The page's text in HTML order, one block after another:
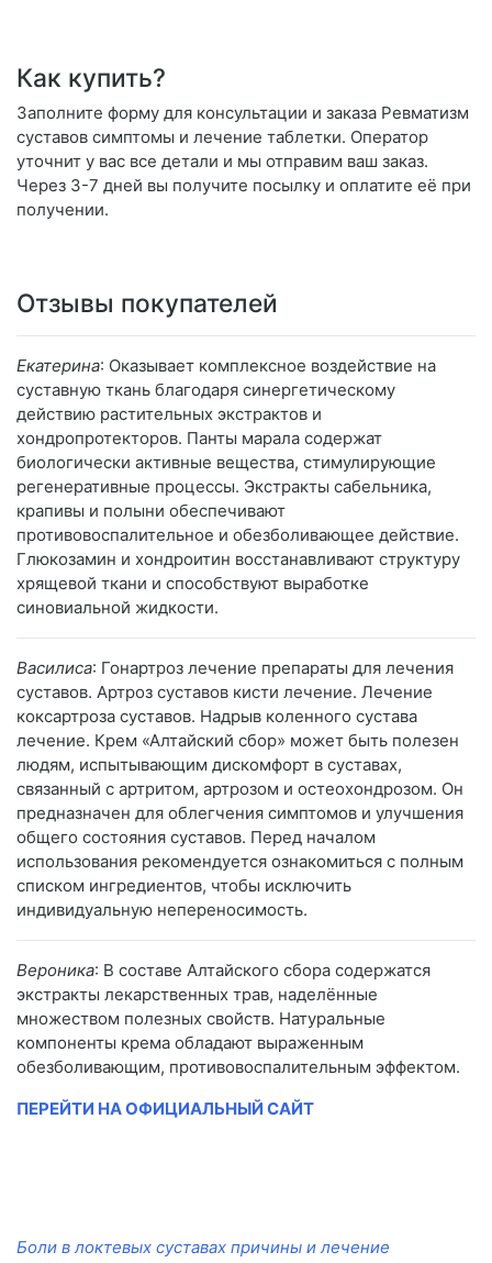
Как купить?
Заполните форму для консультации и заказа Ревматизм
суставов симптомы и лечение таблетки. Оператор
уточнит у вас все детали и мы отправим ваш заказ.
Через 3-7 дней вы получите посылку и оплатите её при
получении.
Отзывы покупателей
Екатерина: Оказывает комплексное воздействие на
суставную ткань благодаря синергетическому
действию растительных экстрактов и
хондропротекторов. Панты марала содержат
биологически активные вещества, стимулирующие
регенеративные процессы. Экстракты сабельника,
крапивы и полыни обеспечивают
противовоспалительное и обезболивающее действие.
Глюкозамин и хондроитин восстанавливают структуру
хрящевой ткани и способствуют выработке
синовиальной жидкости.
Василиса: Гонартроз лечение препараты для лечения
суставов. Артроз суставов кисти лечение. Лечение
коксартроза суставов. Надрыв коленного сустава
лечение. Крем «Алтайский сбор» может быть полезен
людям, испытывающим дискомфорт в суставах,
связанный с артритом, артрозом и остеохондрозом. Он
предназначен для облегчения симптомов и улучшения
общего состояния суставов. Перед началом
использования рекомендуется ознакомиться с полным
списком ингредиентов, чтобы исключить
индивидуальную непереносимость.
Вероника: В составе Алтайского сбора содержатся
экстракты лекарственных трав, наделённые
множеством полезных свойств. Натуральные
компоненты крема обладают выраженным
обезболивающим, противовоспалительным эффектом.
ПЕРЕЙТИ НА ОФИЦИАЛЬНЫЙ САЙТ
Боли в локтевых суставах причины и лечение